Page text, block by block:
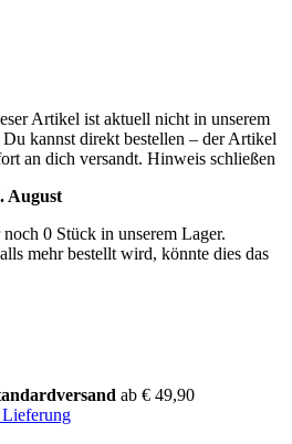
Artikel ist aktuell nicht in unserem
kannst direkt bestellen – der Artikel
an dich versandt. Hinweis schließen
August
0 Stück in unserem Lager.
mehr bestellt wird, könnte dies das
ab € 49,90